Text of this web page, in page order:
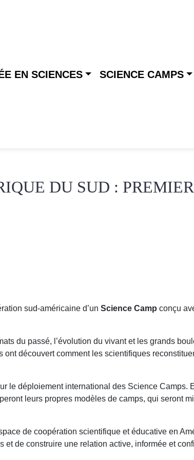
EN SCIENCES SCIENCE CAMPS
DU SUD :
sud-américaine d’un Science Camp conçu
du passé, l’évolution du vivant et les grands
ont découvert comment les scientifiques
le déploiement international des Science Camps.
leurs propres modèles de camps, qui seront
de coopération scientifique et éducative en
et de construire une relation active, informée et